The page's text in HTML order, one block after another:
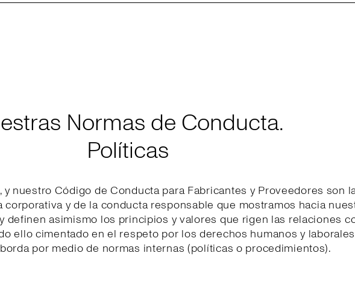
Normas de Conducta.
Políticas
nuestro Código de Conducta para Fabricantes y Proveedores son
y de la conducta responsable que mostramos hacia
definen asimismo los principios y valores que rigen las relaciones
ello cimentado en el respeto por los derechos humanos y
por medio de normas internas (políticas o procedimientos).